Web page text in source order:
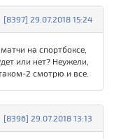
[8397] 29.07.2018 15:24
на спортбоксе,
или нет? Неужели,
2 смотрю и все.
[8396] 29.07.2018 13:13